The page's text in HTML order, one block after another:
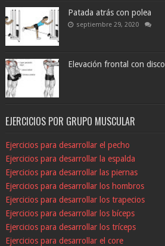
Patada atrás con polea
septiembre 29, 2020
Elevación frontal con disco
EJERCICIOS POR GRUPO MUSCULAR
Ejercicios para desarrollar el pecho
Ejercicios para desarrollar la espalda
Ejercicios para desarrollar las piernas
Ejercicios para desarrollar los hombros
Ejercicios para desarrollar los trapecios
Ejercicios para desarrollar los bíceps
Ejercicios para desarrollar los tríceps
Ejercicios para desarrollar el core